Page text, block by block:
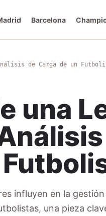
Barcelona
de Carga de un
una
influyen en la
una pieza